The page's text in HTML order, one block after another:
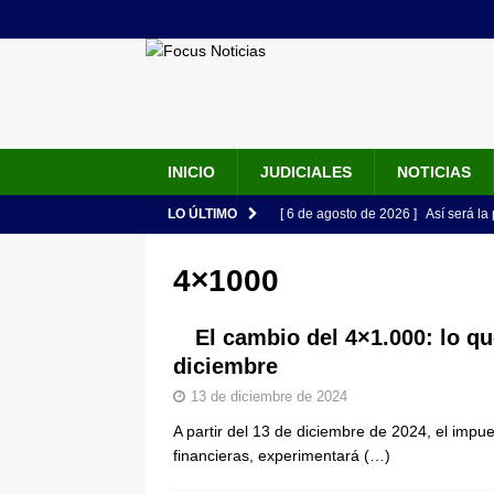
INICIO JUDICIALES NOTICIAS
LO ÚLTIMO [ 6 de agosto de 2026 ] Así será la
una “desobediencia civil” desde el
Espriella: tradición, simbolismo y
ÚLTIMO
4×1000
El cambio del 4×1.000: lo
diciembre
13 de diciembre de 2024
A partir del 13 de diciembre de 2024, el
financieras, experimentará (…)